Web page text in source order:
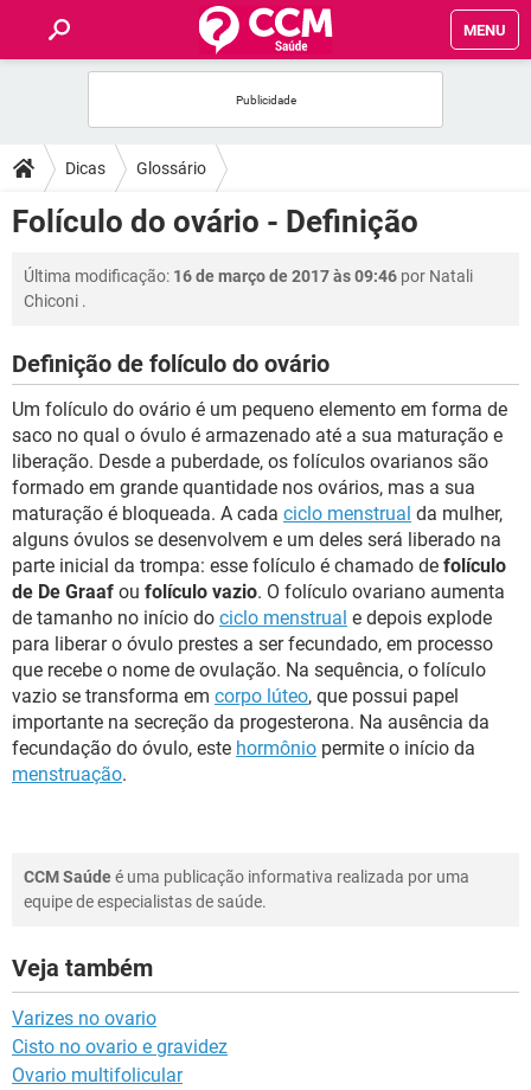
MENU
FÓRUM
SAÚDE
FAMÍLIA
SEXUALIDADE
GLOSSÁRIO
Dicas Glossário
Folículo do ovário - Definição
Última modificação: 16 de março de 2017 às 09:46 por Natali
Chiconi .
Definição de folículo do ovário
Um folículo do ovário é um pequeno elemento em forma de
saco no qual o óvulo é armazenado até a sua maturação e
liberação. Desde a puberdade, os folículos ovarianos são
formado em grande quantidade nos ovários, mas a sua
maturação é bloqueada. A cada ciclo menstrual da mulher,
alguns óvulos se desenvolvem e um deles será liberado na
parte inicial da trompa: esse folículo é chamado de folículo
de De Graaf ou folículo vazio. O folículo ovariano aumenta
de tamanho no início do ciclo menstrual e depois explode
para liberar o óvulo prestes a ser fecundado, em processo
que recebe o nome de ovulação. Na sequência, o folículo
vazio se transforma em corpo lúteo, que possui papel
importante na secreção da progesterona. Na ausência da
fecundação do óvulo, este hormônio permite o início da
menstruação.
CCM Saúdeé uma publicação informativa realizada por uma
equipe de especialistas de saúde.
Veja também
Varizes no ovario
Cisto no ovario e gravidez
Ovario multifolicular